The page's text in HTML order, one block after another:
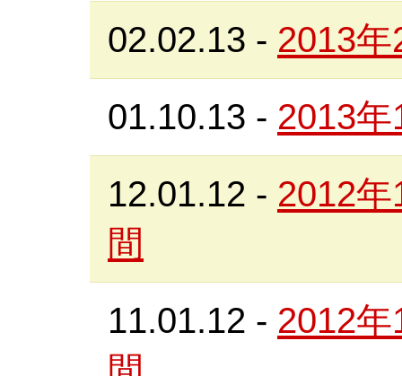
02.02.13 - 2013
01.10.13 - 2013
12.01.12 - 2012
間
11.01.12 - 2012